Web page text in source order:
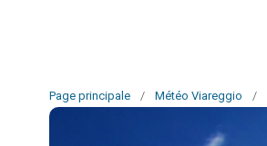
Page principale / Météo Viareggio /